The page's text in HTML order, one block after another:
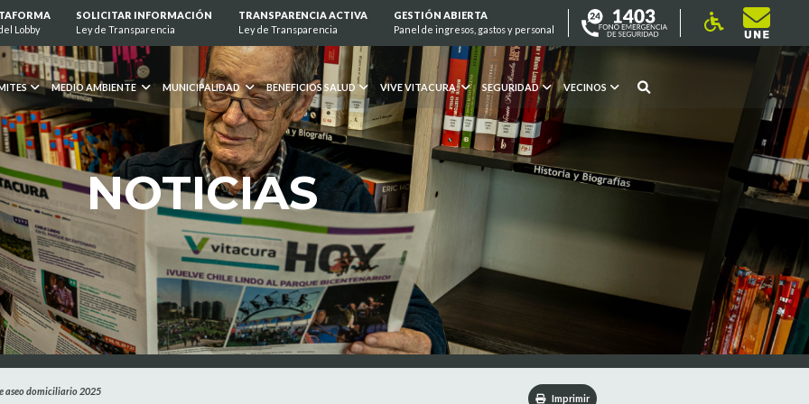
Lobby
SOLICITAR INFORMACIÓN
Ley de Transparencia
TRANSPARENCIA ACTIVA
Ley de Transparencia
GESTIÓN ABIERTA
Panel de ingresos, gastos y personal
MEDIO AMBIENTE MUNICIPALIDAD BENEFICIOS SALUD VIVE VITACURA SEGURIDAD VECINOS
NOTICIAS
aseo domiciliario 2025
Imprimir